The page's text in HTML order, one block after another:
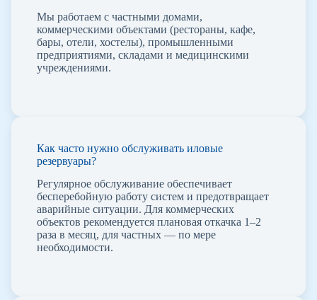
Мы работаем с частными домами,
коммерческими объектами (рестораны, кафе,
бары, отели, хостелы), промышленными
предприятиями, складами и медицинскими
учреждениями.
Как часто нужно обслуживать иловые
резервуары?
Регулярное обслуживание обеспечивает
бесперебойную работу систем и предотвращает
аварийные ситуации. Для коммерческих
объектов рекомендуется плановая откачка 1–2
раза в месяц, для частных — по мере
необходимости.